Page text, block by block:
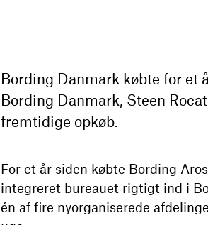
Bording Danmark købte for et
Bording Danmark, Steen
fremtidige opkøb.
For et år siden købte Bording
integreret bureauet rigtigt ind i
én af fire nyorganiserede